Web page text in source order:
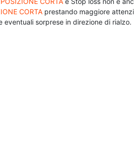
CORTA prestando maggiore
sorprese in direzione di rialzo.